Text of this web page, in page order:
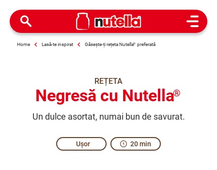
Open
Home Lasă-te inspirat Găsește-ți rețeta Nutella® preferată
REȚETA
Negresă cu Nutella®
Un dulce asortat, numai bun de savurat.
Ușor 20 min